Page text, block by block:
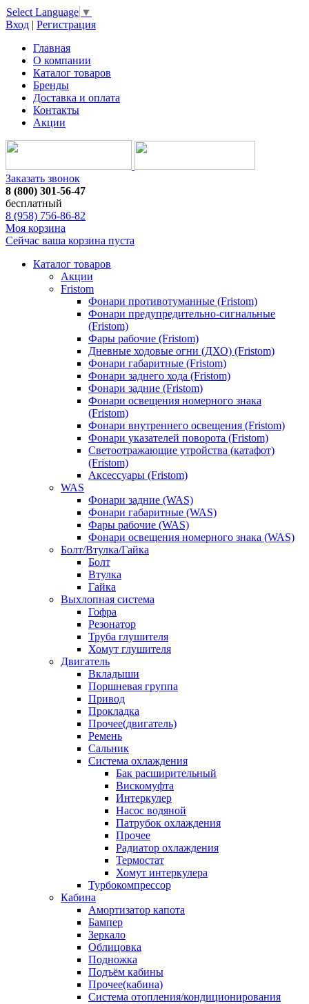
Select Language ▼
Вход | Регистрация
Главная
О компании
Каталог товаров
Бренды
Доставка и оплата
Контакты
Акции
Заказать звонок
8 (800) 301-56-47
бесплатный
8 (958) 756-86-82
Моя корзина
Сейчас ваша корзина пуста
Каталог товаров
Акции
Fristom
Фонари противотуманные (Fristom)
Фонари предупредительно-сигнальные
(Fristom)
Фары рабочие (Fristom)
Дневные ходовые огни (ДХО) (Fristom)
Фонари габаритные (Fristom)
Фонари заднего хода (Fristom)
Фонари задние (Fristom)
Фонари освещения номерного знака
(Fristom)
Фонари внутреннего освещения (Fristom)
Фонари указателей поворота (Fristom)
Светоотражающие утройства (катафот)
(Fristom)
Аксессуары (Fristom)
WAS
Фонари задние (WAS)
Фонари габаритные (WAS)
Фары рабочие (WAS)
Фонари освещения номерного знака (WAS)
Болт/Втулка/Гайка
Болт
Втулка
Гайка
Выхлопная система
Гофра
Резонатор
Труба глушителя
Хомут глушителя
Двигатель
Вкладыши
Поршневая группа
Привод
Прокладка
Прочее(двигатель)
Ремень
Сальник
Система охлаждения
Бак расширительный
Вискомуфта
Интеркулер
Насос водяной
Патрубок охлаждения
Прочее
Радиатор охлаждения
Термостат
Хомут интеркулера
Турбокомпрессор
Кабина
Амортизатор капота
Бампер
Зеркало
Облицовка
Подножка
Подъём кабины
Прочее(кабина)
Система отопления/кондиционирования